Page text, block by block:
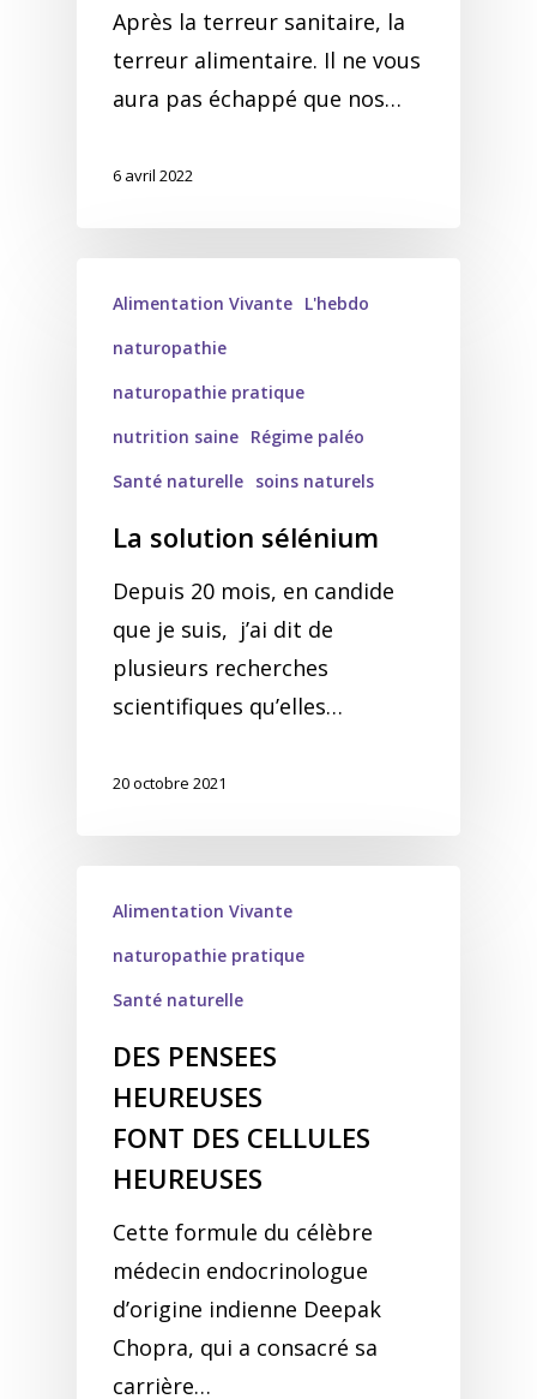
Après la terreur sanitaire, la
terreur alimentaire. Il ne vous
aura pas échappé que nos…
6 avril 2022
Alimentation Vivante L'hebdo
naturopathie
naturopathie pratique
nutrition saine Régime paléo
Santé naturelle soins naturels
La solution sélénium
Depuis 20 mois, en candide
que je suis, j’ai dit de
plusieurs recherches
scientifiques qu’elles…
20 octobre 2021
Alimentation Vivante
naturopathie pratique
Santé naturelle
DES PENSEES
HEUREUSES
FONT DES CELLULES
HEUREUSES
Cette formule du célèbre
médecin endocrinologue
d’origine indienne Deepak
Chopra, qui a consacré sa
carrière…